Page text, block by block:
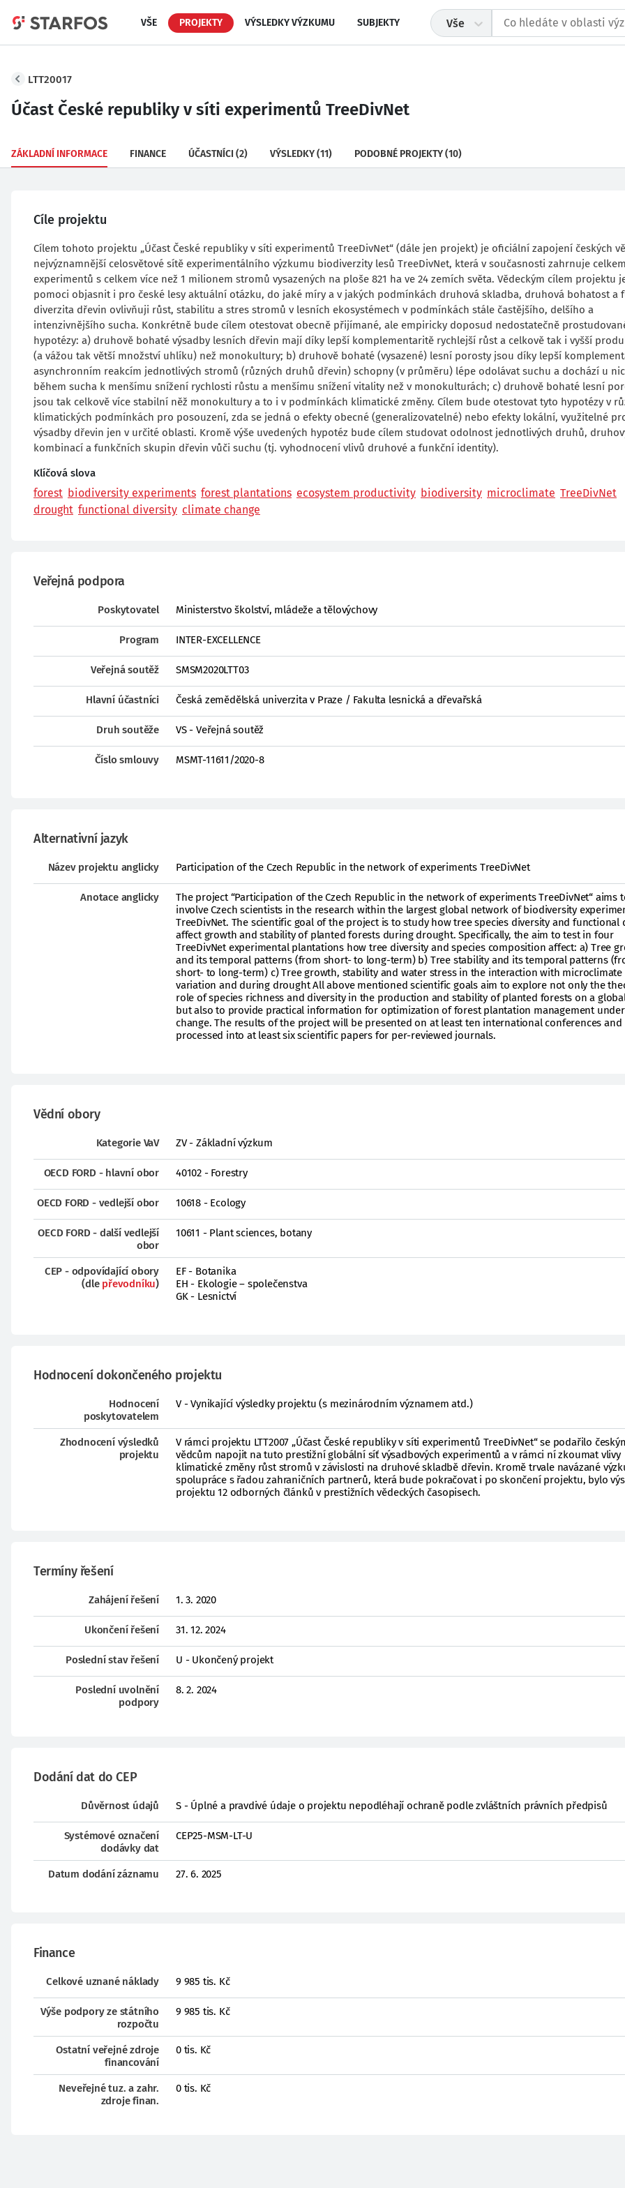
VŠE PROJEKTY VÝSLEDKY VÝZKUMU SUBJEKTY Vše
LTT20017
Účast České republiky v síti experimentů TreeDivNet
ZÁKLADNÍ INFORMACE FINANCE ÚČASTNÍCI (2) VÝSLEDKY(11) PODOBNÉ PROJEKTY(10)
Cíle projektu
Cílem tohoto projektu „Účast České republiky v síti experimentů TreeDivNet“ (dále jen projekt) je oficiální zapojení českých
nejvýznamnější celosvětové sítě experimentálního výzkumu biodiverzity lesů TreeDivNet, která v současnosti zahrnuje
experimentů s celkem více než 1 milionem stromů vysazených na ploše 821 ha ve 24 zemích světa. Vědeckým cílem projektu
pomoci objasnit i pro české lesy aktuální otázku, do jaké míry a v jakých podmínkách druhová skladba, druhová bohatost a
diverzita dřevin ovlivňuji růst, stabilitu a stres stromů v lesních ekosystémech v podmínkách stále častějšího, delšího a
intenzivnějšího sucha. Konkrétně bude cílem otestovat obecně přijímané, ale empiricky doposud nedostatečně
hypotézy: a) druhově bohaté výsadby lesních dřevin mají díky lepší komplementaritě rychlejší růst a celkově tak i vyšší
(a vážou tak větší množství uhlíku) než monokultury; b) druhově bohaté (vysazené) lesní porosty jsou díky lepší
asynchronním reakcím jednotlivých stromů (různých druhů dřevin) schopny (v průměru) lépe odolávat suchu a dochází u
během sucha k menšímu snížení rychlosti růstu a menšímu snížení vitality než v monokulturách; c) druhově bohaté lesní
jsou tak celkově více stabilní něž monokultury a to i v podmínkách klimatické změny. Cílem bude otestovat tyto hypotézy v
klimatických podmínkách pro posouzení, zda se jedná o efekty obecné (generalizovatelné) nebo efekty lokální, využitelné
výsadby dřevin jen v určité oblasti. Kromě výše uvedených hypotéz bude cílem studovat odolnost jednotlivých druhů,
kombinací a funkčních skupin dřevin vůči suchu (tj. vyhodnocení vlivů druhové a funkční identity).
Klíčová slova
forest biodiversity experiments forest plantations ecosystem productivity biodiversity microclimate TreeDivNet
drought functional diversity climate change
Veřejná podpora
Poskytovatel Ministerstvo školství, mládeže a tělovýchovy
Program INTER-EXCELLENCE
Veřejná soutěž SMSM2020LTT03
Hlavní účastníci Česká zemědělská univerzita v Praze / Fakulta lesnická a dřevařská
Druh soutěže VS - Veřejná soutěž
Číslo smlouvy MSMT-11611/2020-8
Alternativní jazyk
Název projektu anglicky Participation of the Czech Republic in the network of experiments TreeDivNet
Anotace anglicky
The project “Participation of the Czech Republic in the network of experiments TreeDivNet“ aims
involve Czech scientists in the research within the largest global network of biodiversity
TreeDivNet. The scientific goal of the project is to study how tree species diversity and functional
affect growth and stability of planted forests during drought. Specifically, the aim to test in four
TreeDivNet experimental plantations how tree diversity and species composition affect: a) Tree
and its temporal patterns (from short- to long-term) b) Tree stability and its temporal patterns
short- to long-term) c) Tree growth, stability and water stress in the interaction with microclimate
variation and during drought All above mentioned scientific goals aim to explore not only the
role of species richness and diversity in the production and stability of planted forests on a
but also to provide practical information for optimization of forest plantation management
change. The results of the project will be presented on at least ten international conferences and
processed into at least six scientific papers for per-reviewed journals.
Vědní obory
Kategorie VaV ZV - Základní výzkum
OECD FORD - hlavní obor 40102 - Forestry
OECD FORD - vedlejší obor 10618 - Ecology
OECD FORD - další vedlejší
obor
10611 - Plant sciences, botany
CEP - odpovídající obory
(dle převodníku)
EF - Botanika
EH - Ekologie – společenstva
GK - Lesnictví
Hodnocení dokončeného projektu
Hodnocení
poskytovatelem
V - Vynikající výsledky projektu (s mezinárodním významem atd.)
Zhodnocení výsledků
projektu
V rámci projektu LTT2007 „Účast České republiky v síti experimentů TreeDivNet“ se podařilo
vědcům napojit na tuto prestižní globální síť výsadbových experimentů a v rámci ní zkoumat vlivy
klimatické změny růst stromů v závislosti na druhové skladbě dřevin. Kromě trvale navázané
spolupráce s řadou zahraničních partnerů, která bude pokračovat i po skončení projektu, bylo
projektu 12 odborných článků v prestižních vědeckých časopisech.
Termíny řešení
Zahájení řešení 1. 3. 2020
Ukončení řešení 31. 12. 2024
Poslední stav řešení U - Ukončený projekt
Poslední uvolnění
podpory
8. 2. 2024
Dodání dat do CEP
Důvěrnost údajů S - Úplné a pravdivé údaje o projektu nepodléhají ochraně podle zvláštních právních předpisů
Systémové označení
dodávky dat
CEP25-MSM-LT-U
Datum dodání záznamu 27. 6. 2025
Finance
Celkové uznané náklady 9 985 tis. Kč
Výše podpory ze státního
rozpočtu
9 985 tis. Kč
Ostatní veřejné zdroje
financování
0 tis. Kč
Neveřejné tuz. a zahr.
zdroje finan.
0 tis. Kč